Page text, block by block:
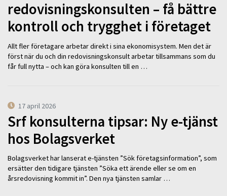
redovisningskonsulten – få bättre
kontroll och trygghet i företaget
Allt fler företagare arbetar direkt i sina ekonomisystem. Men det är
först när du och din redovisningskonsult arbetar tillsammans som du
får full nytta – och kan göra konsulten till en …
17 april 2026
Srf konsulterna tipsar: Ny e-tjänst
hos Bolagsverket
Bolagsverket har lanserat e-tjänsten ”Sök företagsinformation”, som
ersätter den tidigare tjänsten ”Söka ett ärende eller se om en
årsredovisning kommit in”. Den nya tjänsten samlar …